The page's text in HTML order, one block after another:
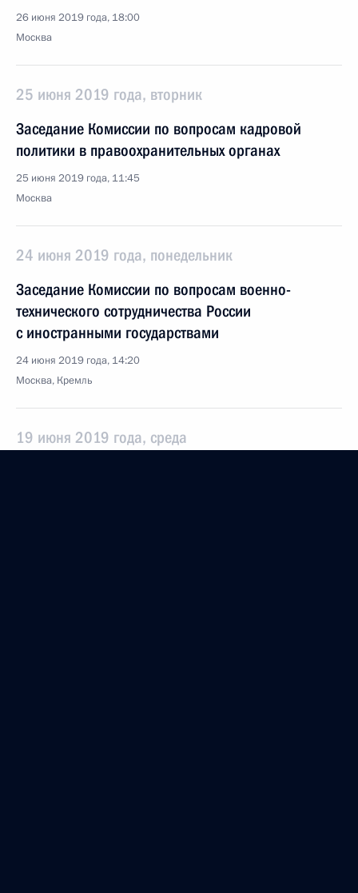
26 июня 2019 года, 18:00
Москва
25 июня 2019 года, вторник
Заседание Комиссии по вопросам кадровой
политики в правоохранительных органах
25 июня 2019 года, 11:45
Москва
24 июня 2019 года, понедельник
Заседание Комиссии по вопросам военно-
технического сотрудничества России
с иностранными государствами
24 июня 2019 года, 14:20
Москва, Кремль
19 июня 2019 года, среда